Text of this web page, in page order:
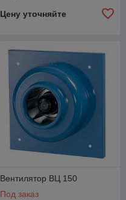
Цену уточняйте
Вентилятор ВЦ 150
Под заказ